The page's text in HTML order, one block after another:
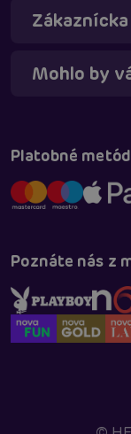
Mohlo by
Platobné
Poznáte nás z